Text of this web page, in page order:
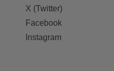
X (Twitter)
Facebook
Instagram